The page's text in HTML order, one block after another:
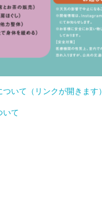
いて（リンクが開きます）
いて